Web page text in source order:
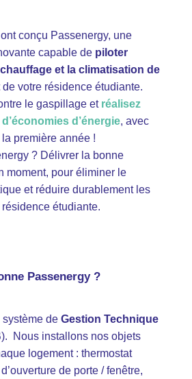
conçu Passenergy, une
capable de piloter
et la climatisation de
de votre résidence étudiante.
le gaspillage et réalisez
d’énergie, avec
première année !
? Délivrer la bonne
moment, pour éliminer le
et réduire durablement les
étudiante.
Passenergy ?
système de Gestion Technique
Nous installons nos objets
logement : thermostat
de porte / fenêtre,